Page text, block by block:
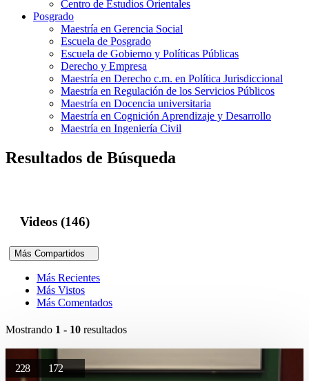
Centro de Estudios Orientales
Posgrado
Maestría en Gerencia Social
Escuela de Posgrado
Escuela de Gobierno y Políticas Públicas
Derecho y Empresa
Maestría en Derecho c.m. en Política Jurisdiccional
Maestría en Regulación de los Servicios Públicos
Maestría en Docencia universitaria
Maestría en Cognición Aprendizaje y Desarrollo
Maestría en Ingeniería Civil
Resultados de Búsqueda
Videos (146)
Más Compartidos
Más Recientes
Más Vistos
Más Comentados
Mostrando 1 - 10 resultados
228 172